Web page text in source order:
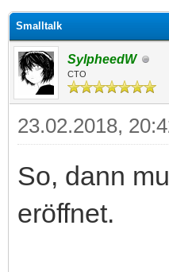
Smalltalk
SylpheedW
CTO
23.02.2018,
So, dann
eröffnet.